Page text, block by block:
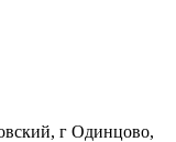
г Одинцово,